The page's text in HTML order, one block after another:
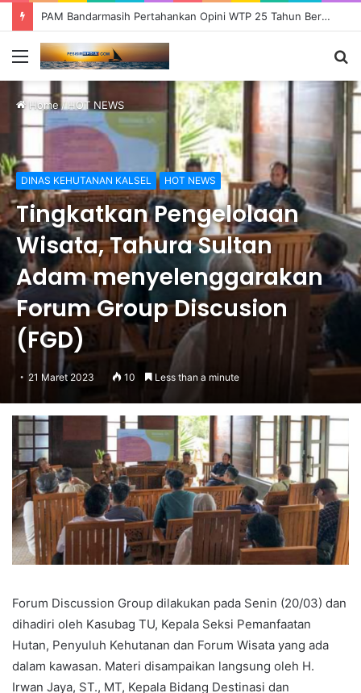
PAM Bandarmasih Pertahankan Opini WTP 25 Tahun Berturut-turut, Fokus Tingkatkan Pelayanan dan Transparansi
Menu
Home/HOT NEWS
DINAS KEHUTANAN KALSEL HOT NEWS
Tingkatkan Pengelolaan
Wisata, Tahura Sultan
Adam menyelenggarakan
Forum Group Discusion
(FGD)
21 Maret 2023 10 Less than a minute
Forum Discussion Group dilakukan pada Senin (20/03) dan
dihadiri oleh Kasubag TU, Kepala Seksi Pemanfaatan
Hutan, Penyuluh Kehutanan dan Forum Wisata yang ada
dalam kawasan. Materi disampaikan langsung oleh H.
Irwan Jaya, ST., MT, Kepala Bidang Destinasi dan